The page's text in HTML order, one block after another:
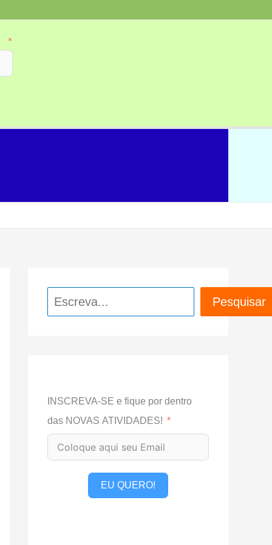
Pesquisar Pesquisar
INSCREVA-SE e fique por dentro
das NOVAS ATIVIDADES!
EU QUERO!